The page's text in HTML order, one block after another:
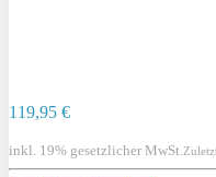
119,95 €
inkl. 19% gesetzlicher MwSt.